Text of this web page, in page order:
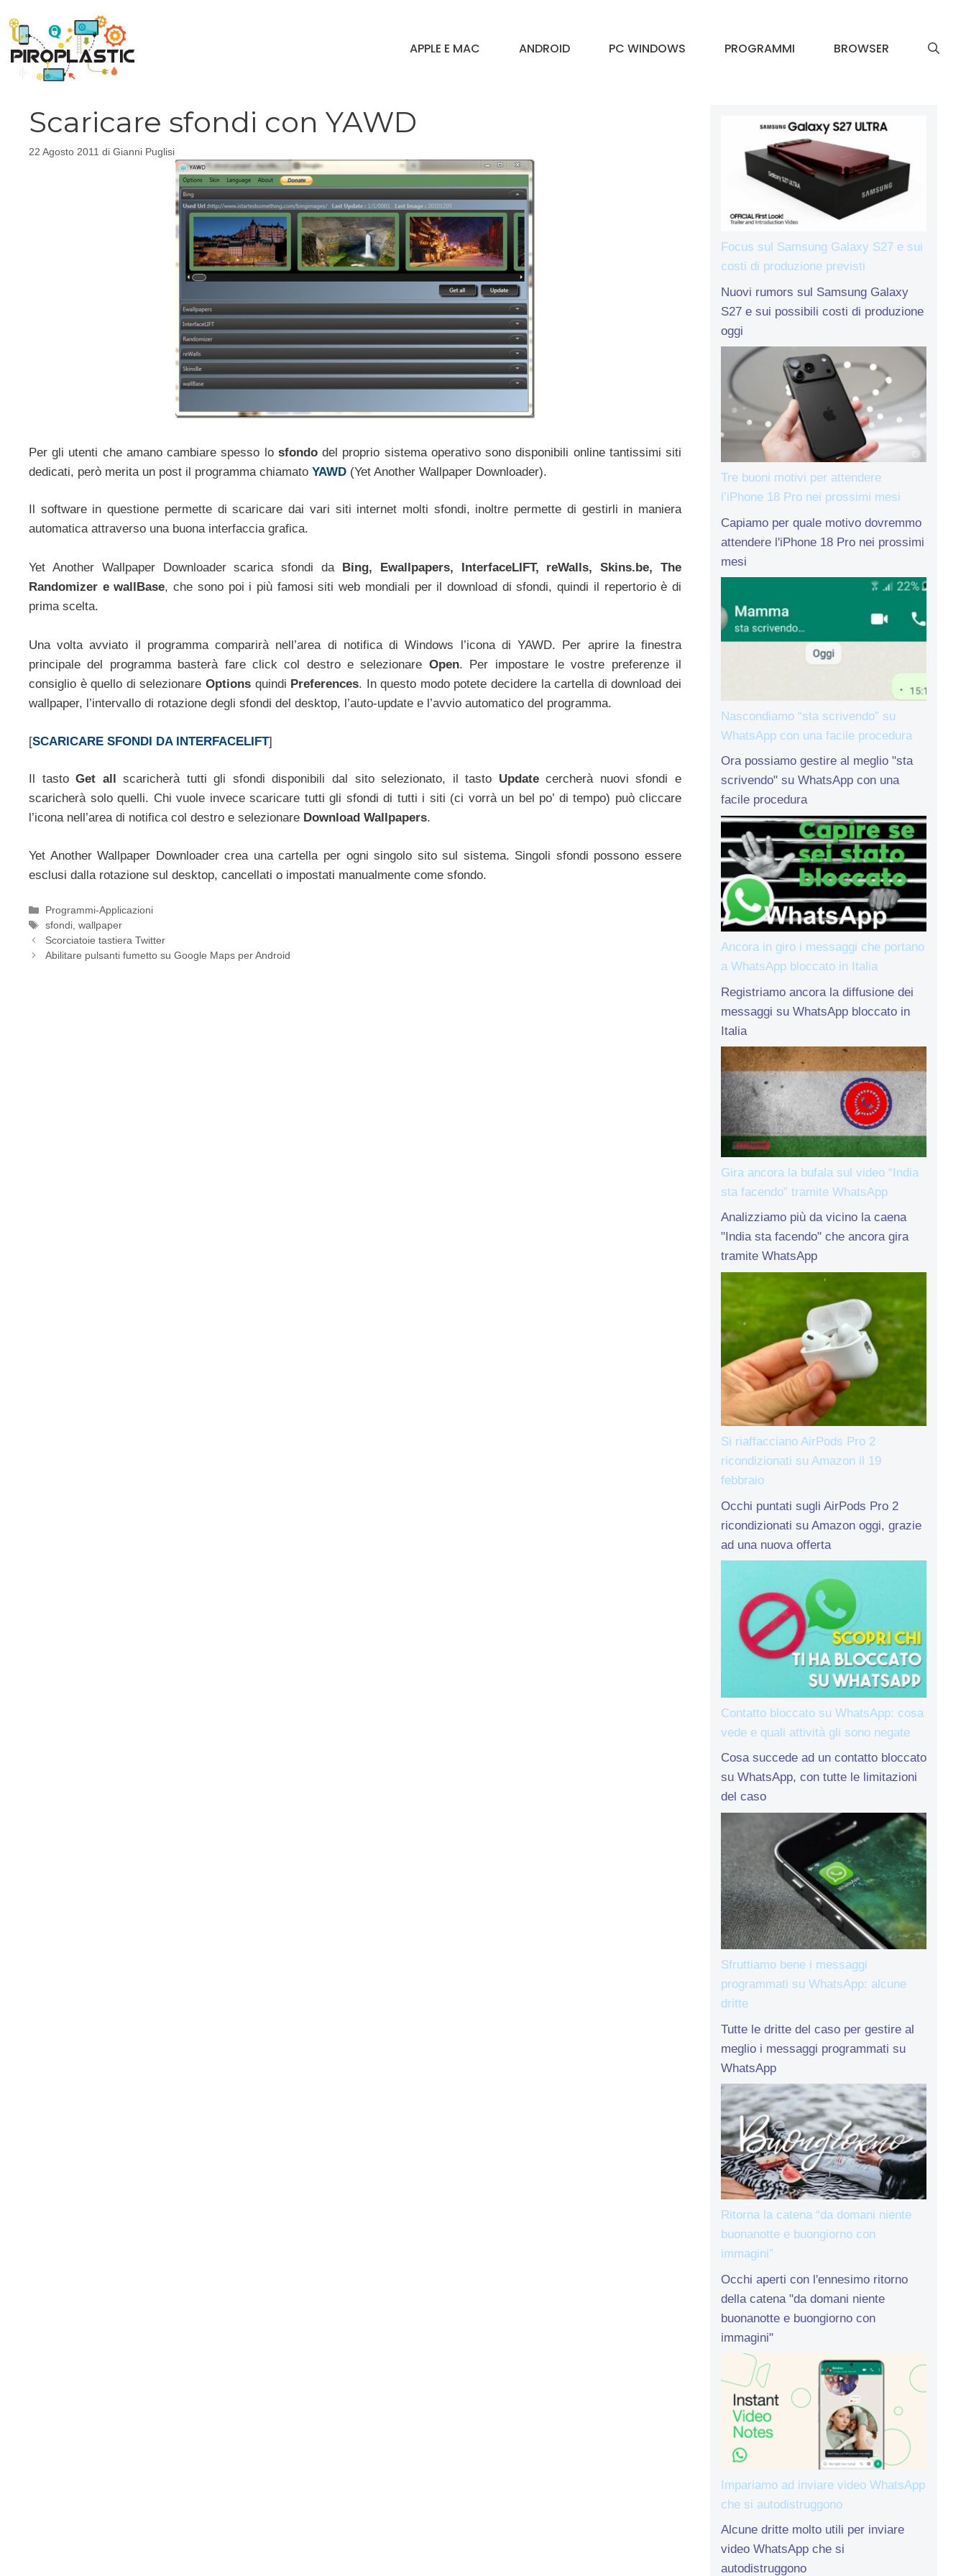
contenuto
APPLE E MAC ANDROID PC WINDOWS PROGRAMMI BROWSER
Scaricare sfondi con YAWD
22 Agosto 2011 di Gianni Puglisi
Per gli utenti che amano cambiare spesso lo sfondodel proprio sistema operativo sono disponibili online tantissimi siti
dedicati, però merita un post il programma chiamato YAWD (Yet Another Wallpaper Downloader).
Il software in questione permette di scaricare dai vari siti internet molti sfondi, inoltre permette di gestirli in maniera
automatica attraverso una buona interfaccia grafica.
Yet Another Wallpaper Downloader scarica sfondi da
Bing, Ewallpapers, InterfaceLIFT, reWalls, Skins.be, The
Randomizer e wallBase, che sono poi i più famosi siti web mondiali per il download di sfondi, quindi il repertorio è di
prima scelta.
Una volta avviato il programma comparirà nell’area di notifica di Windows l’icona di YAWD. Per aprire la finestra
principale del programma basterà fare click col destro e selezionare Open. Per impostare le vostre preferenze il
consiglio è quello di selezionare Optionsquindi Preferences. In questo modo potete decidere la cartella di download dei
wallpaper, l’intervallo di rotazione degli sfondi del desktop, l’auto-update e l’avvio automatico del programma.
[SCARICARE SFONDI DA INTERFACELIFT]
Il tastoGet all scaricherà tutti gli sfondi disponibili dal sito selezionato, il tasto Updatecercherà nuovi sfondi e
scaricherà solo quelli. Chi vuole invece scaricare tutti gli sfondi di tutti i siti (ci vorrà un bel po’ di tempo) può cliccare
l’icona nell’area di notifica col destro e selezionare Download Wallpapers.
Yet Another Wallpaper Downloader crea una cartella per ogni singolo sito sul sistema. Singoli sfondi possono essere
esclusi dalla rotazione sul desktop, cancellati o impostati manualmente come sfondo.
Categorie
Programmi-Applicazioni
Tag
sfondi,wallpaper
Scorciatoie tastiera Twitter
Abilitare pulsanti fumetto su Google Maps per Android
Focus sul Samsung Galaxy S27 e sui
costi di produzione previsti
Nuovi rumors sul Samsung Galaxy
S27 e sui possibili costi di produzione
oggi
Tre buoni motivi per attendere
l’iPhone 18 Pro nei prossimi mesi
Capiamo per quale motivo dovremmo
attendere l'iPhone 18 Pro nei prossimi
mesi
Nascondiamo “sta scrivendo” su
WhatsApp con una facile procedura
Ora possiamo gestire al meglio "sta
scrivendo" su WhatsApp con una
facile procedura
Ancora in giro i messaggi che portano
a WhatsApp bloccato in Italia
Registriamo ancora la diffusione dei
messaggi su WhatsApp bloccato in
Italia
Gira ancora la bufala sul video “India
sta facendo” tramite WhatsApp
Analizziamo più da vicino la caena
"India sta facendo" che ancora gira
tramite WhatsApp
Si riaffacciano AirPods Pro 2
ricondizionati su Amazon il 19
febbraio
Occhi puntati sugli AirPods Pro 2
ricondizionati su Amazon oggi, grazie
ad una nuova offerta
Contatto bloccato su WhatsApp: cosa
vede e quali attività gli sono negate
Cosa succede ad un contatto bloccato
su WhatsApp, con tutte le limitazioni
del caso
Sfruttiamo bene i messaggi
programmati su WhatsApp: alcune
dritte
Tutte le dritte del caso per gestire al
meglio i messaggi programmati su
WhatsApp
Ritorna la catena “da domani niente
buonanotte e buongiorno con
immagini”
Occhi aperti con l'ennesimo ritorno
della catena "da domani niente
buonanotte e buongiorno con
immagini"
Impariamo ad inviare video WhatsApp
che si autodistruggono
Alcune dritte molto utili per inviare
video WhatsApp che si
autodistruggono